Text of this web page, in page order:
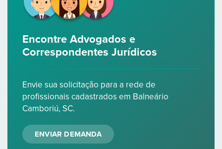
Encontre Advogados e
Correspondentes Jurídicos
Envie sua solicitação para a rede de
profissionais cadastrados em Balneário
Camboriú, SC.
ENVIAR DEMANDA